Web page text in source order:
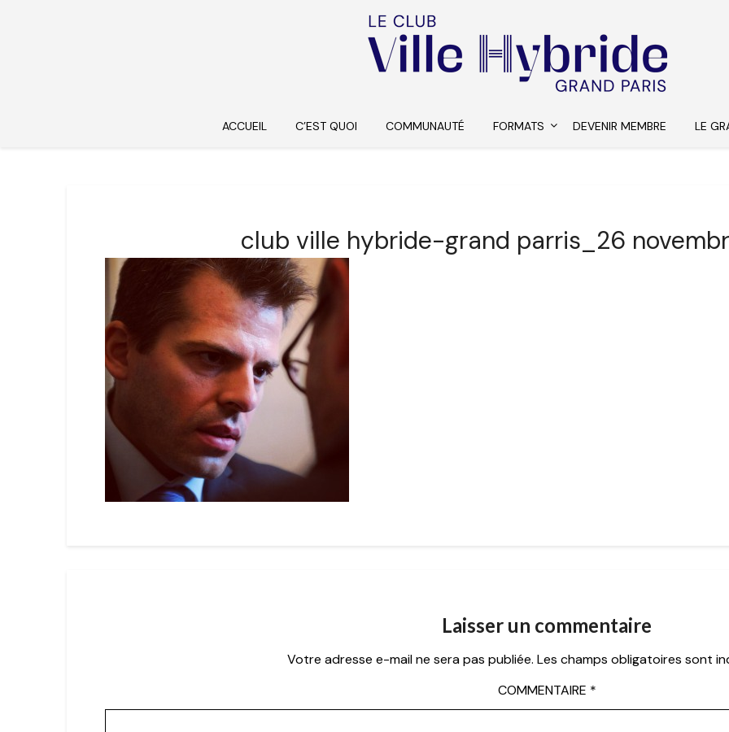
ACCUEIL C’EST QUOI COMMUNAUTÉ FORMATS DEVENIR MEMBRE LE
club ville hybride-grand parris_26
Laisser un commentaire
Votre adresse e-mail ne sera pas publiée. Les champs obligatoires sont
COMMENTAIRE *